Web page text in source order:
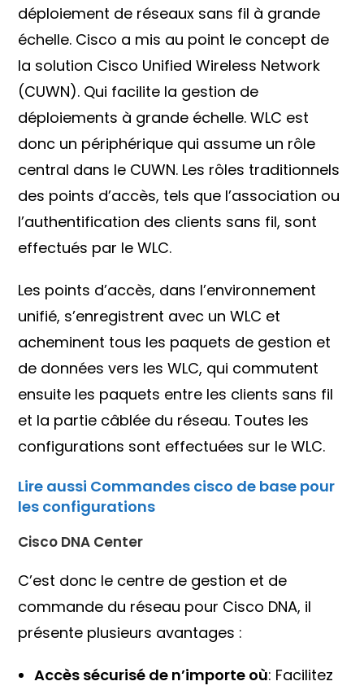
déploiement de réseaux sans fil à grande
échelle. Cisco a mis au point le concept de
la solution Cisco Unified Wireless Network
(CUWN). Qui facilite la gestion de
déploiements à grande échelle. WLC est
donc un périphérique qui assume un rôle
central dans le CUWN. Les rôles traditionnels
des points d’accès, tels que l’association ou
l’authentification des clients sans fil, sont
effectués par le WLC.
Les points d’accès, dans l’environnement
unifié, s’enregistrent avec un WLC et
acheminent tous les paquets de gestion et
de données vers les WLC, qui commutent
ensuite les paquets entre les clients sans fil
et la partie câblée du réseau. Toutes les
configurations sont effectuées sur le WLC.
Lire aussi Commandes cisco de base pour
les configurations
Cisco DNA Center
C’est donc le centre de gestion et de
commande du réseau pour Cisco DNA, il
présente plusieurs avantages :
Accès sécurisé de n’importe où: Facilitez